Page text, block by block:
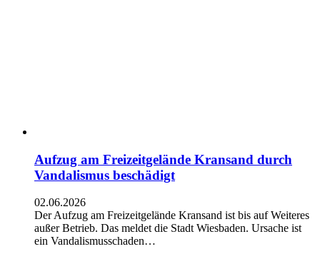
Aufzug am Freizeitgelände Kransand durch
Vandalismus beschädigt
02.06.2026
Der Aufzug am Freizeitgelände Kransand ist bis auf Weiteres
außer Betrieb. Das meldet die Stadt Wiesbaden. Ursache ist
ein Vandalismusschaden…